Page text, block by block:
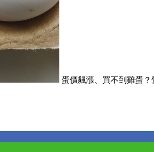
蛋價飆漲、買不到雞蛋？